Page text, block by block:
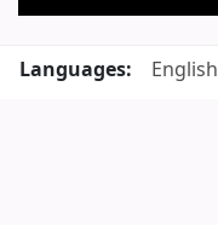
Languages:
English